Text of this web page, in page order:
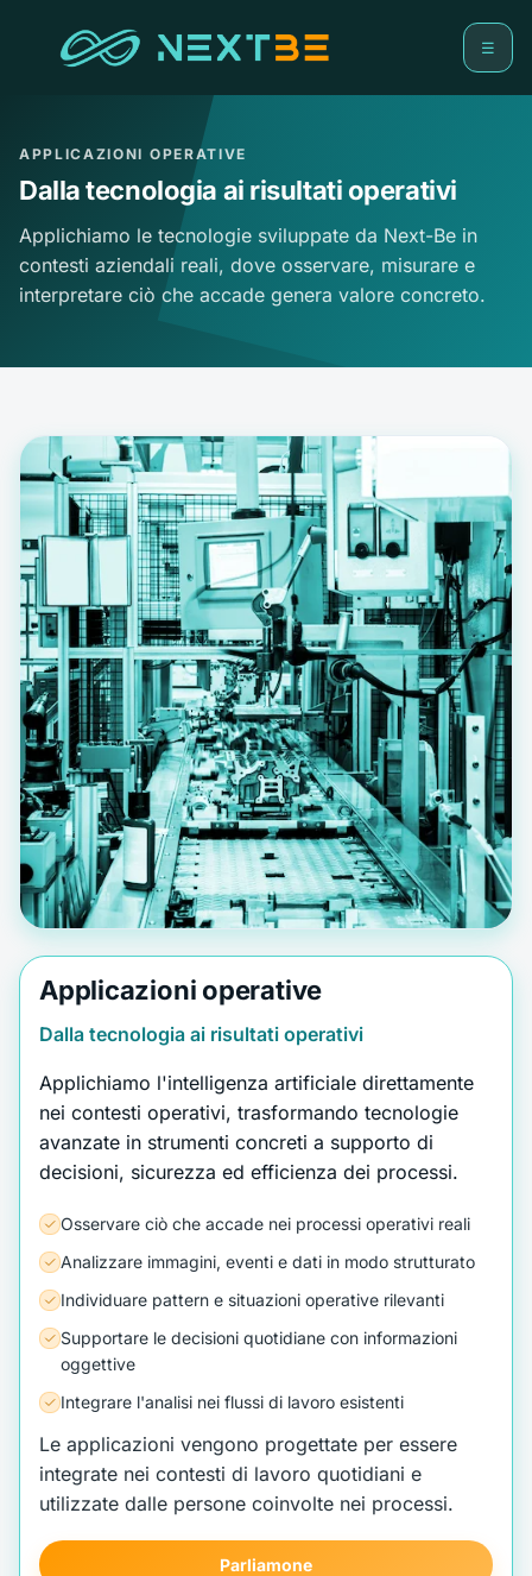
☰
APPLICAZIONI OPERATIVE
Dalla tecnologia ai risultati operativi
Applichiamo le tecnologie sviluppate da Next-Be in
contesti aziendali reali, dove osservare, misurare e
interpretare ciò che accade genera valore concreto.
Applicazioni operative
Dalla tecnologia ai risultati operativi
Applichiamo l'intelligenza artificiale direttamente
nei contesti operativi, trasformando tecnologie
avanzate in strumenti concreti a supporto di
decisioni, sicurezza ed efficienza dei processi.
Osservare ciò che accade nei processi operativi reali
Analizzare immagini, eventi e dati in modo strutturato
Individuare pattern e situazioni operative rilevanti
Supportare le decisioni quotidiane con informazioni
oggettive
Integrare l'analisi nei flussi di lavoro esistenti
Le applicazioni vengono progettate per essere
integrate nei contesti di lavoro quotidiani e
utilizzate dalle persone coinvolte nei processi.
Parliamone